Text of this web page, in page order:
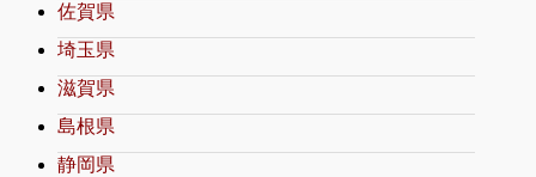
佐賀県
埼玉県
滋賀県
島根県
静岡県